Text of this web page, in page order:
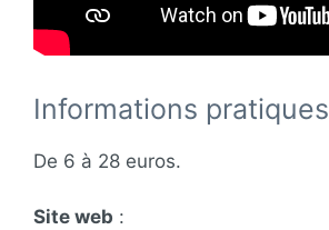
Informations pratiques
De 6 à 28 euros.
Site web :